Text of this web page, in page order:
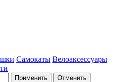
Самокаты Велоаксессуары
Применить Отменить